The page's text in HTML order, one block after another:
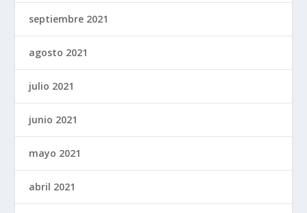
septiembre 2021
agosto 2021
julio 2021
junio 2021
mayo 2021
abril 2021